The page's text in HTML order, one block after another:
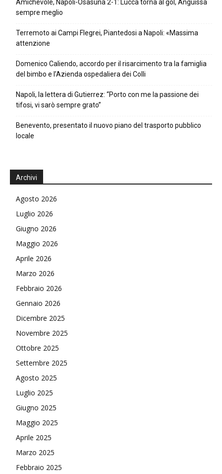
Amichevole, Napoli-Osasuna 2-1: Lucca torna al gol, Anguissa
sempre meglio
Terremoto ai Campi Flegrei, Piantedosi a Napoli: «Massima
attenzione
Domenico Caliendo, accordo per il risarcimento tra la famiglia
del bimbo e l’Azienda ospedaliera dei Colli
Napoli, la lettera di Gutierrez: “Porto con me la passione dei
tifosi, vi sarò sempre grato”
Benevento, presentato il nuovo piano del trasporto pubblico
locale
Archivi
Agosto 2026
Luglio 2026
Giugno 2026
Maggio 2026
Aprile 2026
Marzo 2026
Febbraio 2026
Gennaio 2026
Dicembre 2025
Novembre 2025
Ottobre 2025
Settembre 2025
Agosto 2025
Luglio 2025
Giugno 2025
Maggio 2025
Aprile 2025
Marzo 2025
Febbraio 2025